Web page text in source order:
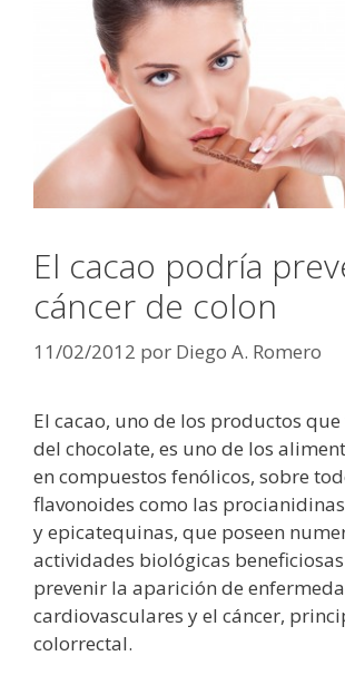
El cacao podría
cáncer de colon
11/02/2012 por Diego A. Romero
El cacao, uno de los productos
del chocolate, es uno de los
en compuestos fenólicos, sobre
flavonoides como las
y epicatequinas, que poseen
actividades biológicas
prevenir la aparición de
cardiovasculares y el cáncer,
colorrectal.